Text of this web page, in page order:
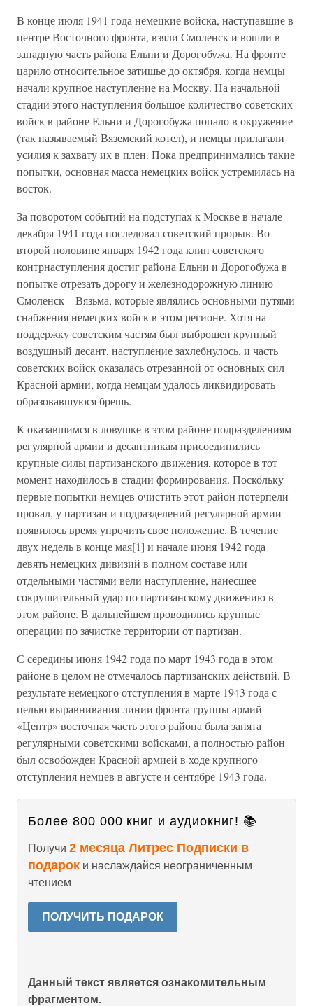
В конце июля 1941 года немецкие войска, наступавшие в
центре Восточного фронта, взяли Смоленск и вошли в
западную часть района Ельни и Дорогобужа. На фронте
царило относительное затишье до октября, когда немцы
начали крупное наступление на Москву. На начальной
стадии этого наступления большое количество советских
войск в районе Ельни и Дорогобужа попало в окружение
(так называемый Вяземский котел), и немцы прилагали
усилия к захвату их в плен. Пока предпринимались такие
попытки, основная масса немецких войск устремилась на
восток.
За поворотом событий на подступах к Москве в начале
декабря 1941 года последовал советский прорыв. Во
второй половине января 1942 года клин советского
контрнаступления достиг района Ельни и Дорогобужа в
попытке отрезать дорогу и железнодорожную линию
Смоленск – Вязьма, которые являлись основными путями
снабжения немецких войск в этом регионе. Хотя на
поддержку советским частям был выброшен крупный
воздушный десант, наступление захлебнулось, и часть
советских войск оказалась отрезанной от основных сил
Красной армии, когда немцам удалось ликвидировать
образовавшуюся брешь.
К оказавшимся в ловушке в этом районе подразделениям
регулярной армии и десантникам присоединились
крупные силы партизанского движения, которое в тот
момент находилось в стадии формирования. Поскольку
первые попытки немцев очистить этот район потерпели
провал, у партизан и подразделений регулярной армии
появилось время упрочить свое положение. В течение
двух недель в конце мая[1] и начале июня 1942 года
девять немецких дивизий в полном составе или
отдельными частями вели наступление, нанесшее
сокрушительный удар по партизанскому движению в
этом районе. В дальнейшем проводились крупные
операции по зачистке территории от партизан.
С середины июня 1942 года по март 1943 года в этом
районе в целом не отмечалось партизанских действий. В
результате немецкого отступления в марте 1943 года с
целью выравнивания линии фронта группы армий
«Центр» восточная часть этого района была занята
регулярными советскими войсками, а полностью район
был освобожден Красной армией в ходе крупного
отступления немцев в августе и сентябре 1943 года.
Более 800 000 книг и аудиокниг! 📚
Получи 2 месяца Литрес Подписки в
подарок и наслаждайся неограниченным
чтением
ПОЛУЧИТЬ ПОДАРОК
Данный текст является ознакомительным
фрагментом.